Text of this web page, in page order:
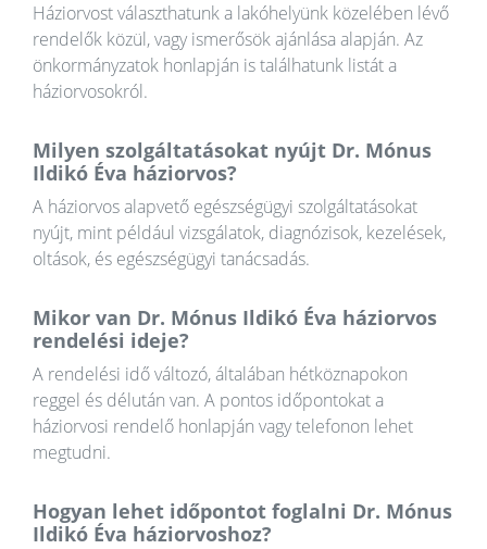
Háziorvost választhatunk a lakóhelyünk közelében lévő
rendelők közül, vagy ismerősök ajánlása alapján. Az
önkormányzatok honlapján is találhatunk listát a
háziorvosokról.
Milyen szolgáltatásokat nyújt Dr. Mónus
Ildikó Éva háziorvos?
A háziorvos alapvető egészségügyi szolgáltatásokat
nyújt, mint például vizsgálatok, diagnózisok, kezelések,
oltások, és egészségügyi tanácsadás.
Mikor van Dr. Mónus Ildikó Éva háziorvos
rendelési ideje?
A rendelési idő változó, általában hétköznapokon
reggel és délután van. A pontos időpontokat a
háziorvosi rendelő honlapján vagy telefonon lehet
megtudni.
Hogyan lehet időpontot foglalni Dr. Mónus
Ildikó Éva háziorvoshoz?